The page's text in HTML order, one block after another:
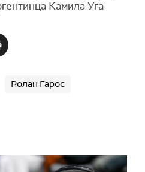
Камила Уга
Ролан Гарос